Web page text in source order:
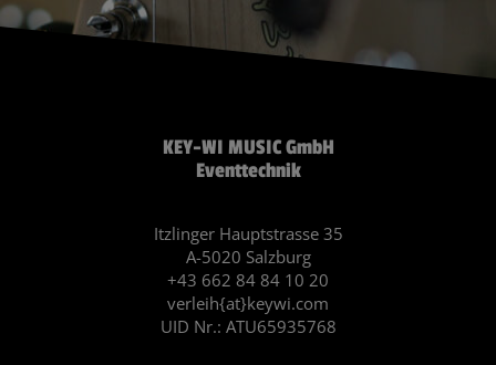
KEY-WI MUSIC GmbH
Eventtechnik
Itzlinger Hauptstrasse 35
A-5020 Salzburg
+43 662 84 84 10 20
verleih{at}keywi.com
UID Nr.: ATU65935768